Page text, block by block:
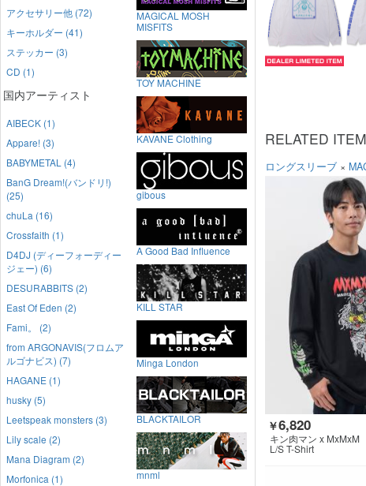
RELATED ITEM
ロングスリーブ ×
￥6,820
キン肉マン x MxMxM
L/S T-Shirt
アクセサリー他 (72)
キーホルダー (41)
ステッカー (3)
CD (1)
国内アーティスト
AIBECK (1)
Appare! (3)
BABYMETAL (4)
BanG Dream!(バンドリ!)
(25)
chuLa (16)
Crossfaith (1)
D4DJ (ディーフォーディー
ジェー) (6)
DESURABBITS (2)
East Of Eden (2)
Fami。 (2)
from ARGONAVIS(フロムア
ルゴナビス) (7)
HAGANE (1)
husky (5)
Leetspeak monsters (3)
Lily scale (2)
Mana Diagram (2)
Morfonica (1)
MAGICAL MOSH
MISFITS
TOY MACHINE
KAVANE Clothing
gibous
A Good Bad Influence
KILL STAR
Minga London
BLACKTAILOR
mnml